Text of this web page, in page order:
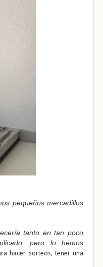
pequeños mercadillos
tanto en tan poco
pero lo hemos
hacer sorteos, tener una